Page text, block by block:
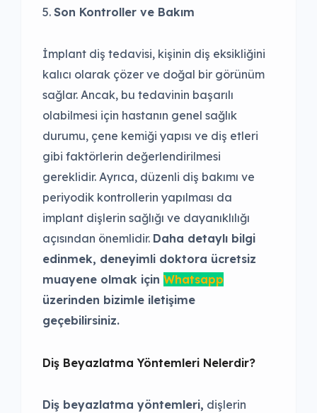
Son Kontroller ve Bakım
İmplant diş tedavisi, kişinin diş eksikliğini
kalıcı olarak çözer ve doğal bir görünüm
sağlar. Ancak, bu tedavinin başarılı
olabilmesi için hastanın genel sağlık
durumu, çene kemiği yapısı ve diş etleri
gibi faktörlerin değerlendirilmesi
gereklidir. Ayrıca, düzenli diş bakımı ve
periyodik kontrollerin yapılması da
implant dişlerin sağlığı ve dayanıklılığı
açısından önemlidir. Daha detaylı bilgi
edinmek, deneyimli doktora ücretsiz
muayene olmak için Whatsapp
üzerinden bizimle iletişime
geçebilirsiniz.
Diş Beyazlatma Yöntemleri Nelerdir?
Diş beyazlatma yöntemleri, dişlerin